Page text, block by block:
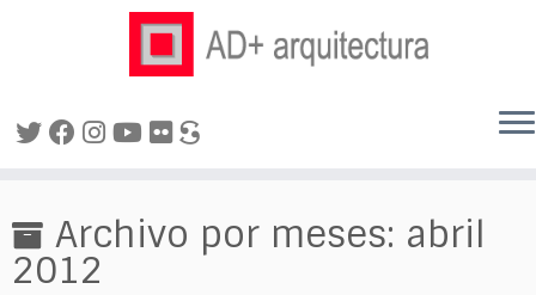
contenidoArchivo por meses: abril
2012